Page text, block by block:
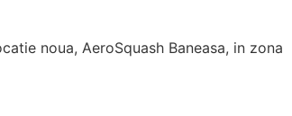
noua, AeroSquash Baneasa, in zona